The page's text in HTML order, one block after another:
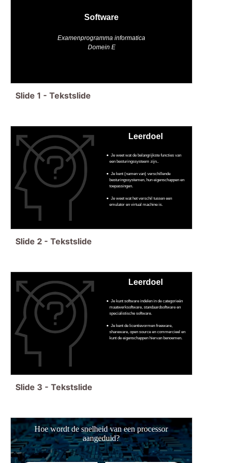
Software
Examenprogramma informatica
Domein E
Slide 1 - Tekstslide
Leerdoel
Je weet wat de belangrijkste functies van
een besturingssysteem zijn..
Je kent (namen van) verschillende
besturingssystemen, hun eigenschappen en
toepassingen.
Je weet wat het verschil tussen een
emulator en virtual machine is.
Slide 2 - Tekstslide
Leerdoel
Je kunt software indelen in de categorieën
maatwerksoftware, standaardsoftware en
specialistische software.
Je kent de licentievormen freeware,
shareware, open source en commercieel en
kunt de eigenschappen hiervan benoemen.
Slide 3 - Tekstslide
Hoe wordt de snelheid van een processor
aangeduid?